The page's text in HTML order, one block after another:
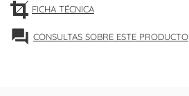
FICHA TÉCNICA
forum CONSULTAS SOBRE ESTE PRODUCTO